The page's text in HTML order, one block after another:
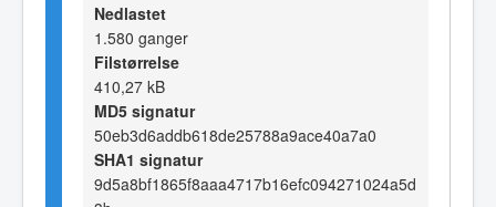
Nedlastet
1.580 ganger
Filstørrelse
410,27 kB
MD5 signatur
50eb3d6addb618de25788a9ace40a7a0
SHA1 signatur
9d5a8bf1865f8aaa4717b16efc094271024a5d